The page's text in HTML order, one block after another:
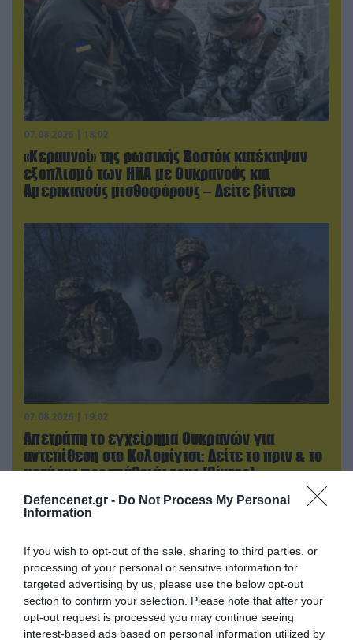
Defencenet.gr - Do Not Process My Personal
Information
If you wish to opt-out of the sale, sharing to third parties, or
processing of your personal or sensitive information for
targeted advertising by us, please use the below opt-out
section to confirm your selection. Please note that after your
opt-out request is processed you may continue seeing
interest-based ads based on personal information utilized by
07.08.2026 | 18:02
«Κεραυνοί» της ρωσικής Βοστόκ κατέκαψαν
εξοπλισμό των ΗΠΑ με Ουκρανούς και
Αμερικανούς μισθοφόρους – Δείτε βίντεο
07.08.2026 | 19:02
Απετράπη το εγχείρημα Ουκρανών για
αντεπίθεση στο Κολομίγτσι: Δείτε το πριν & το
μετά της προσπάθειάς τους (βίντεο)